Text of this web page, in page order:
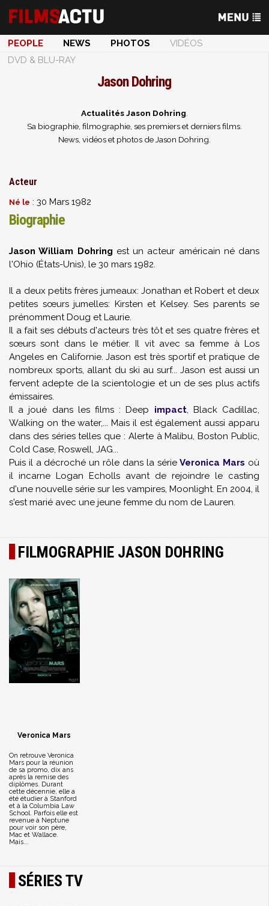
PEOPLE NEWS PHOTOS
VIDÉOS
DVD & BLU-RAY
Jason Dohring
Actualités Jason Dohring
Sa biographie, filmographie, ses premiers et derniers films.
News, vidéos et photos de Jason Dohring.
Acteur
Né le : 30 Mars 1982
Biographie
Jason William Dohring est un acteur américain né dans
l'Ohio (États-Unis), le 30 mars 1982.
Il a deux petits frères jumeaux: Jonathan et Robert et deux
petites sœurs jumelles: Kirsten et Kelsey. Ses parents se
prénomment Doug et Laurie.
Il a fait ses débuts d'acteurs très tôt et ses quatre frères et
sœurs sont dans le métier. Il vit avec sa femme à Los
Angeles en Californie. Jason est très sportif et pratique de
nombreux sports, allant du ski au surf... Jason est aussi un
fervent adepte de la scientologie et un de ses plus actifs
émissaires.
Il a joué dans les films : Deep impact, Black Cadillac,
Walking on the water,... Mais il est également aussi apparu
dans des séries telles que : Alerte à Malibu, Boston Public,
Cold Case, Roswell, JAG...
Puis il a décroché un rôle dans la sérieVeronica Mars où
il incarne Logan Echolls avant de rejoindre le casting
d'une nouvelle série sur les vampires, Moonlight. En 2004, il
s'est marié avec une jeune femme du nom de Lauren.
FILMOGRAPHIE JASON DOHRING
Veronica Mars
On retrouve Veronica
Mars pour la réunion
de sa promo, dix ans
après la remise des
diplômes. Durant
cette décennie, elle a
été étudier à Stanford
et à la Columbia Law
School. Parfois elle est
revenue à Neptune
pour voir son père,
Mac et Wallace.
Mais...
SÉRIES TV